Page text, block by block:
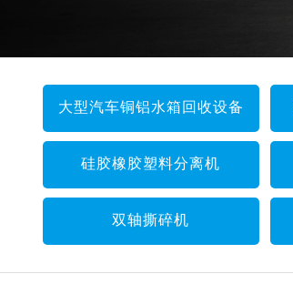
大型汽车铜铝水箱回收设备
硅胶橡胶塑料分离机
双轴撕碎机